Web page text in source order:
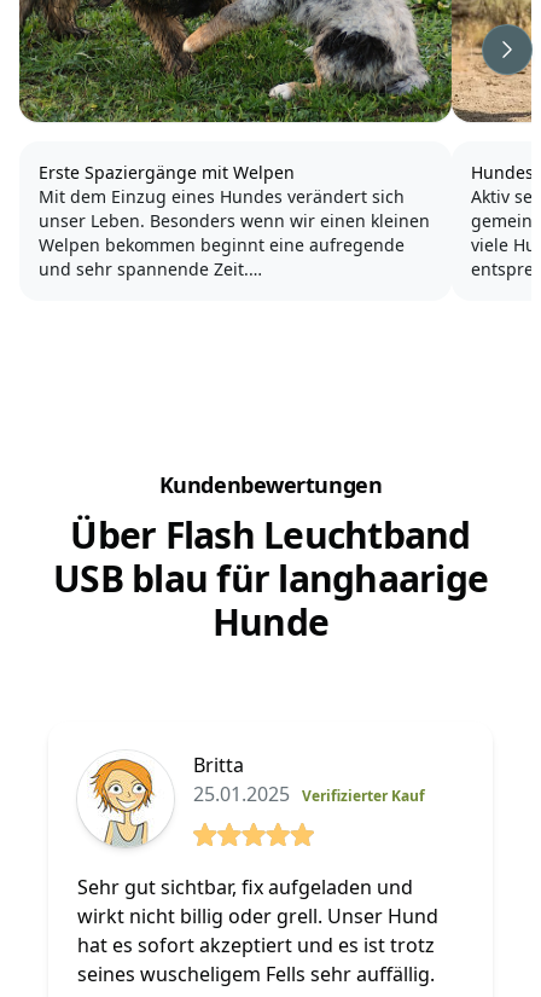
Erste Spaziergänge mit Welpen
Mit dem Einzug eines Hundes verändert sich
unser Leben. Besonders wenn wir einen kleinen
Welpen bekommen beginnt eine aufregende
und sehr spannende Zeit.
Aktiv
viele
Kundenbewertungen
Über Flash Leuchtband
USB blau für langhaarige
Hunde
Britta
25.01.2025 Verifizierter Kauf
Sehr gut sichtbar, fix aufgeladen und
wirkt nicht billig oder grell. Unser Hund
hat es sofort akzeptiert und es ist trotz
seines wuscheligem Fells sehr auffällig.